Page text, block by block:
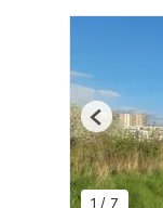
1 / 7
Previous